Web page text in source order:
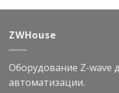
ZWHouse
Оборудование Z-wave
автоматизации.